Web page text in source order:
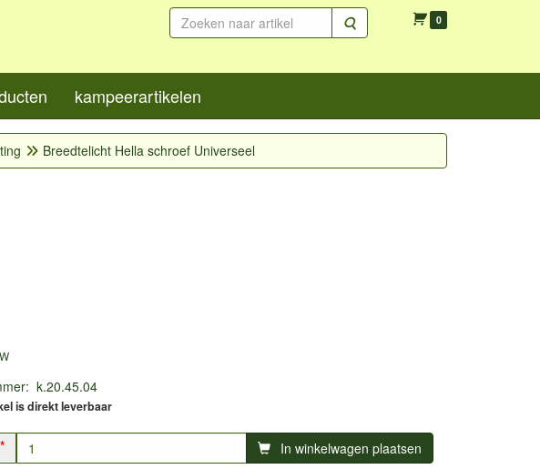
Zoeken 0
kampeerartikelen
Breedtelicht Hella schroef Universeel
: k.20.45.04
is direkt leverbaar
In winkelwagen plaatsen